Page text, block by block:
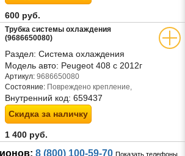
600 руб.
Трубка системы охлаждения
(9686650080)
Раздел: Система охлаждения
Модель авто: Peugeot 408 с 2012г
Артикул: 9686650080
Состояние: Повреждено крепление,
Внутренний код: 659437
Скидка за наличку
1 400 руб.
8 (800) 100-59-70 Показать телефоны